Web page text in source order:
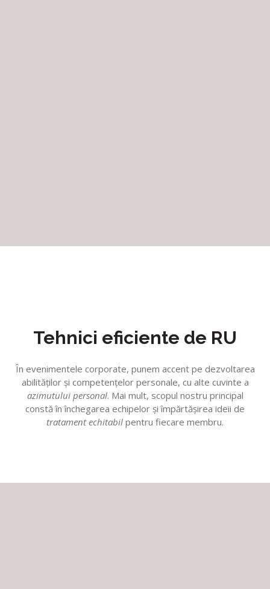
Tehnici eficiente de RU
În evenimentele corporate, punem accent pe dezvoltarea
abilităţilor şi competenţelor personale, cu alte cuvinte a
azimutului personal. Mai mult, scopul nostru principal
constă în închegarea echipelor şi împărtăşirea ideii de
tratament echitabil pentru fiecare membru.